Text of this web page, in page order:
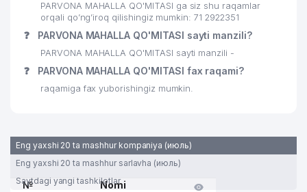
PARVONA MAHALLA QO'MITASI ga siz shu raqamlar
orqali qo’ng’iroq qilishingiz mumkin: 71 2922351
❓ PARVONA MAHALLA QO'MITASI sayti manzili?
PARVONA MAHALLA QO'MITASI sayti manzili -
❓ PARVONA MAHALLA QO'MITASI fax raqami?
raqamiga fax yuborishingiz mumkin.
Eng yaxshi 20 ta mashhur kompaniya (июль)
Eng yaxshi 20 ta mashhur sarlavha (июль)
Saytdagi yangi tashkilotlar
№
Nomi